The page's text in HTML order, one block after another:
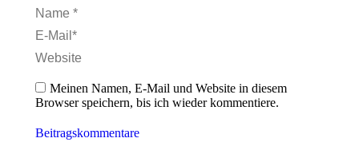
Name *
E-Mail *
Website
Meinen Namen, E-Mail und Website in diesem
Browser speichern, bis ich wieder kommentiere.
Beitragskommentare